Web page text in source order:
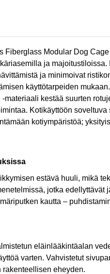
Fiberglass Modular Dog
ja
ja minimoivat
käyttötarpeiden
kestää suurten
Kotikäyttöön
kotiympäristöä;
estävä huuli, mikä
jotka edellyttävät
kautta –
eläinlääkintäalan
varten. Vahvistetut
eheyden.